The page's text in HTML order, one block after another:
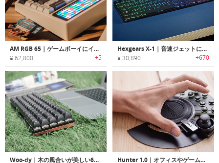
AM RGB 65｜ゲームボーイにインスパイアされたメカニカルキーボード
¥ 62,800 +5
Hexgears X-1｜音速ジェットにインスパイアされた軽量/薄型メカニカルキーボード「X-1」
¥ 30,890 +670
Woo-dy｜木の風合いが美しい67キーワイヤレスメカニカルキーボード「ウディ」 Hunter 1.0｜オフィスやゲームに最適なプログラマブルメカニカルキーパッド「ハンター1.0」